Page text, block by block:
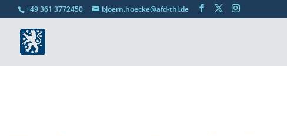
+49 361 3772450 bjoern.hoecke@afd-thl.de